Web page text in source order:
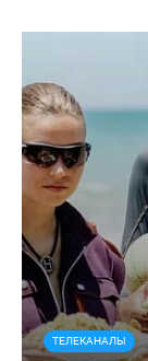
ТЕЛЕКАНАЛЫ